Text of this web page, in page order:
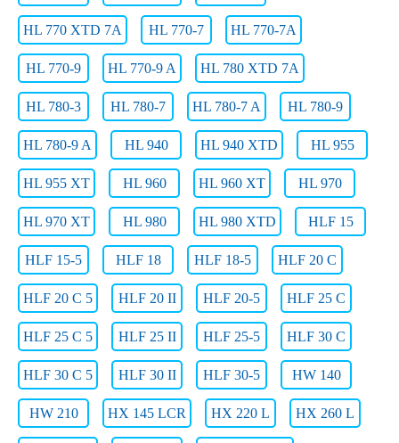
HL 770 XTD 7A HL 770-7 HL 770-7A
HL 770-9 HL 770-9 A HL 780 XTD 7A
HL 780-3 HL 780-7 HL 780-7 A HL 780-9
HL 780-9 A HL 940 HL 940 XTD HL 955
HL 955 XT HL 960 HL 960 XT HL 970
HL 970 XT HL 980 HL 980 XTD HLF 15
HLF 15-5 HLF 18 HLF 18-5 HLF 20 C
HLF 20 C 5 HLF 20 II HLF 20-5 HLF 25 C
HLF 25 C 5 HLF 25 II HLF 25-5 HLF 30 C
HLF 30 C 5 HLF 30 II HLF 30-5 HW 140
HW 210 HX 145 LCR HX 220 L HX 260 L